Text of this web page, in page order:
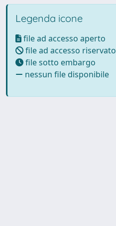
Legenda icone
file ad accesso aperto
file ad accesso riservato
file sotto embargo
nessun file disponibile